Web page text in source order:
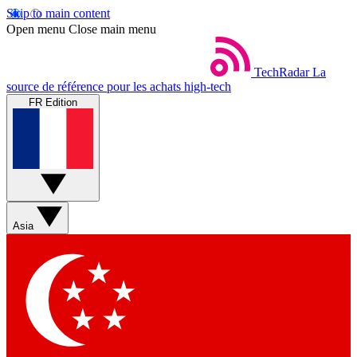
Skip to main content
Open menu Close main menu
TechRadar La
source de référence pour les achats high-tech
FR Edition
Asia